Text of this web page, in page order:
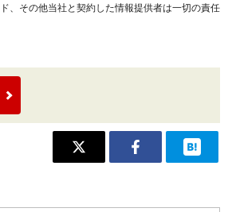
、その他当社と契約した情報提供者は一切の責任